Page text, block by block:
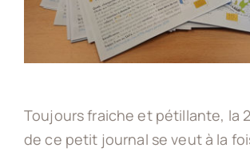
Appa-ts asbl
Toujours fraiche et pétillante, la
de ce petit journal se veut à la